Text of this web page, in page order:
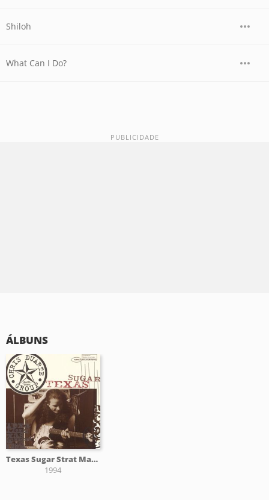
Shiloh
What Can I Do?
ÁLBUNS
Texas Sugar Strat Magik
1994